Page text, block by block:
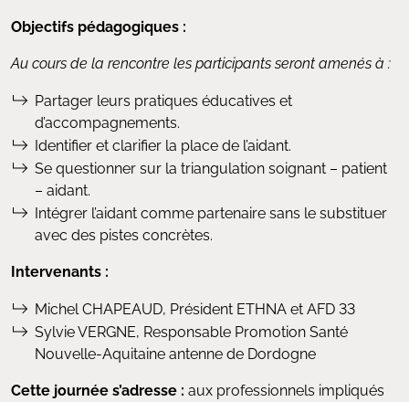
Objectifs pédagogiques :
Au cours de la rencontre les participants seront amenés à :
Partager leurs pratiques éducatives et
d’accompagnements.
Identifier et clarifier la place de l’aidant.
Se questionner sur la triangulation soignant – patient
– aidant.
Intégrer l’aidant comme partenaire sans le substituer
avec des pistes concrètes.
Intervenants :
Michel CHAPEAUD, Président ETHNA et AFD 33
Sylvie VERGNE, Responsable Promotion Santé
Nouvelle-Aquitaine antenne de Dordogne
Cette journée s’adresse : aux professionnels impliqués